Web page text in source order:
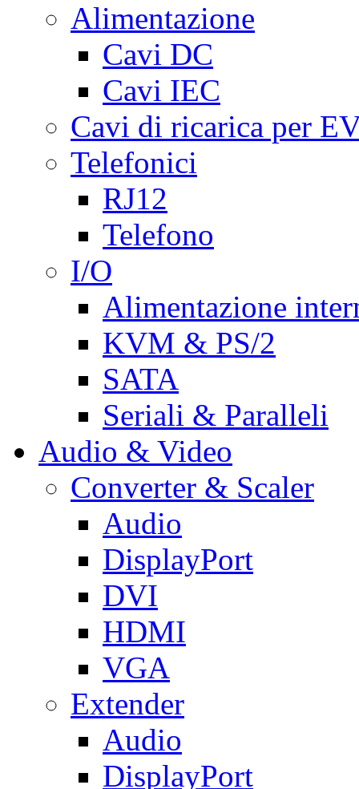
Alimentazione
Cavi DC
Cavi IEC
Cavi di ricarica per
Telefonici
RJ12
Telefono
I/O
Alimentazione
KVM & PS/2
SATA
Seriali & Paralleli
Audio & Video
Converter & Scaler
Audio
DisplayPort
DVI
HDMI
VGA
Extender
Audio
DisplayPort